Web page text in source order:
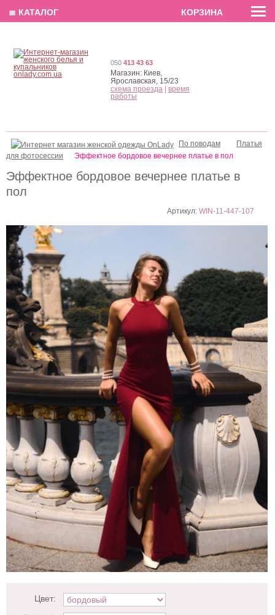
EN РУС
Эффектное бордовое вечернее платье в
пол
Артикул:WIN-11-447-107
Цвет:
По поводам
Платья
для фотосессии
Эффектное бордовое вечернее платье в пол
050 413 43 63
Магазин: Киев,
Ярославская, 15/23
схема проезда
время
работы
≣ КАТАЛОГ КОРЗИНА